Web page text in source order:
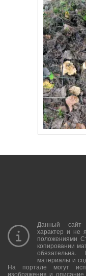
Данный сайт
характер и не
положениями
копировании
материалы и
На портале могут
изображения и описание